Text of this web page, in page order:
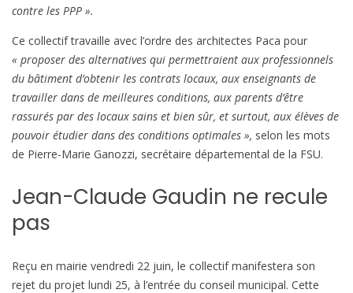
contre les PPP ».
Ce collectif travaille avec l’ordre des architectes Paca pour
« proposer des alternatives qui permettraient aux professionnels
du bâtiment d’obtenir les contrats locaux, aux enseignants de
travailler dans de meilleures conditions, aux parents d’être
rassurés par des locaux sains et bien sûr, et surtout, aux élèves de
pouvoir étudier dans des conditions optimales », selon les mots
de Pierre-Marie Ganozzi, secrétaire départemental de la FSU.
Jean-Claude Gaudin ne recule
pas
Reçu en mairie vendredi 22 juin, le collectif manifestera son
rejet du projet lundi 25, à l’entrée du conseil municipal. Cette